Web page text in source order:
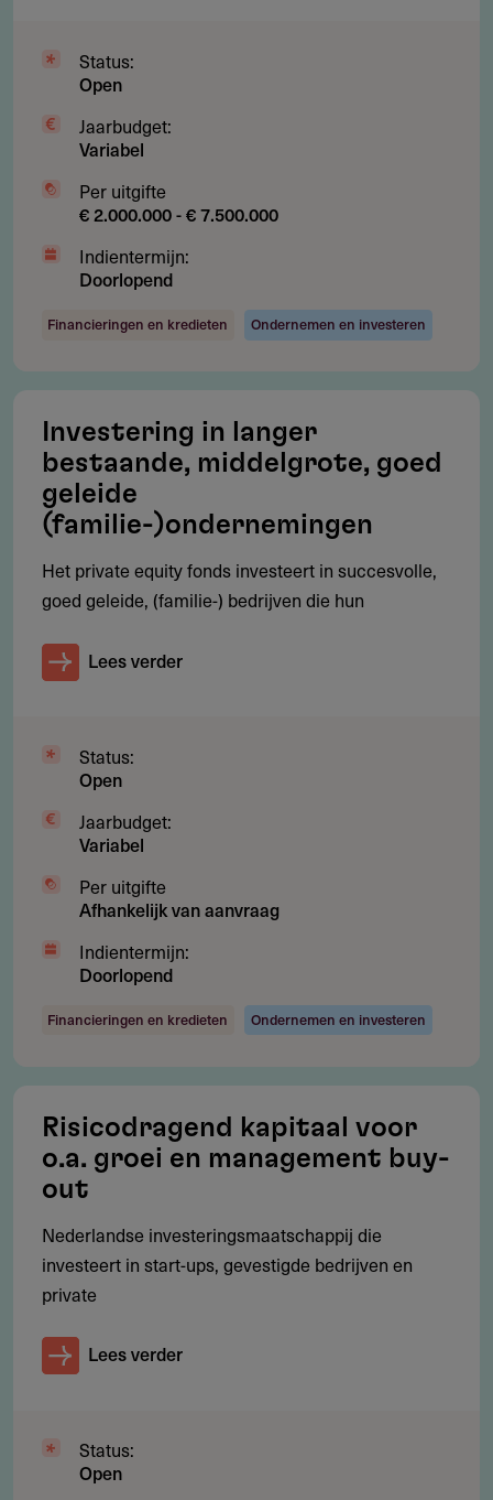
Gebruikersnotities
regeling/verstrekker
verstrekker met de Fondswervingonline community.
Contact
Breitnerstraat 1
Postbus 7224
1007 JE Amsterdam
Nederland
info@npm-capital.com
https://www.npm-capital.com/nl
Status:
Open
Jaarbudget:
Variabel
Per uitgifte
€ 2.000.000 - € 7.500.000
Indientermijn:
Doorlopend
Financieringen en kredieten Ondernemen en investeren
Investering in langer
bestaande, middelgrote, goed
geleide
(familie-)ondernemingen
Het private equity fonds investeert in succesvolle,
goed geleide, (familie-) bedrijven die hun
Lees verder
Status:
Open
Jaarbudget:
Variabel
Per uitgifte
Afhankelijk van aanvraag
Indientermijn:
Doorlopend
Financieringen en kredieten Ondernemen en investeren
Risicodragend kapitaal voor
o.a. groei en management buy-
out
Nederlandse investeringsmaatschappij die
investeert in start-ups, gevestigde bedrijven en
private
Lees verder
Status:
Open